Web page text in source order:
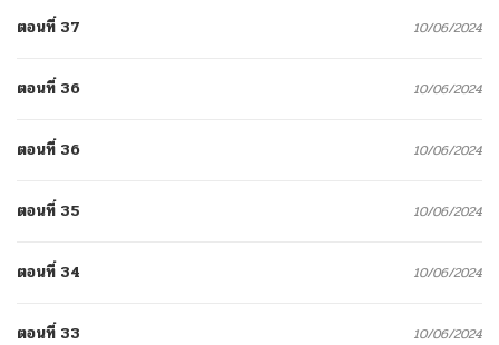
ตอนที่ 37 10/06/2024
ตอนที่ 36 10/06/2024
ตอนที่ 36 10/06/2024
ตอนที่ 35 10/06/2024
ตอนที่ 34 10/06/2024
ตอนที่ 33 10/06/2024